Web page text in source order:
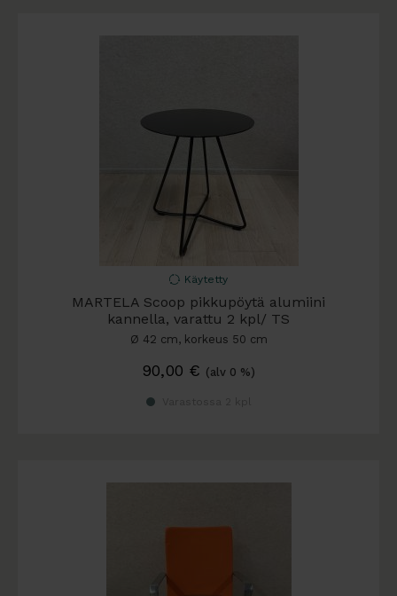
Käytetty
MARTELA Scoop pikkupöytä alumiini
kannella, varattu 2 kpl/ TS
Ø 42 cm, korkeus 50 cm
90,00 € (alv 0 %)